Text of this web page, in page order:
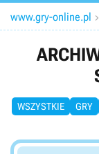
www.gry-online.pl 
WSZYSTKIE GRY